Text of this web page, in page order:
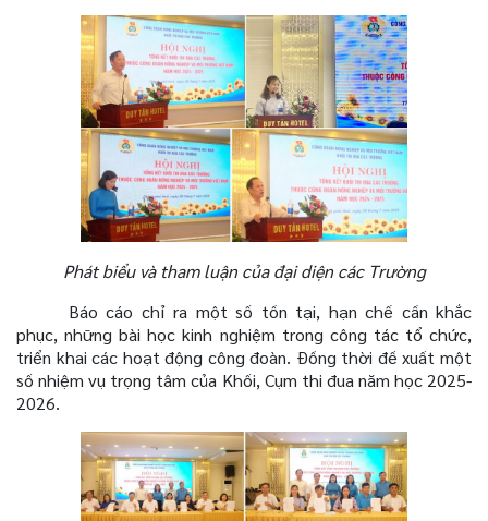
Phát biểu và tham luận của đại diện các Trường
Báo cáo chỉ ra một số tồn tại, hạn chế cần khắc
phục, những bài học kinh nghiệm trong công tác tổ chức,
triển khai các hoạt động công đoàn. Đồng thời đề xuất một
số nhiệm vụ trọng tâm của Khối, Cụm thi đua năm học 2025-
2026.